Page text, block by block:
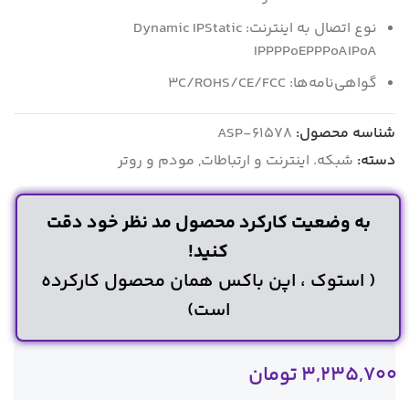
نوع اتصال به اینترنت: Dynamic IPStatic
IPPPPoEPPPoAIPoA
گواهی‌نامه‌ها: 3C/ROHS/CE/FCC
شناسه محصول: ASP-61578
دسته: شبکه. اینترنت و ارتباطات, مودم و روتر
به وضعیت کارکرد محصول مد نظر خود دقت
کنید!
( استوک ، اپن باکس همان محصول کارکرده
است)
3,235,700تومان